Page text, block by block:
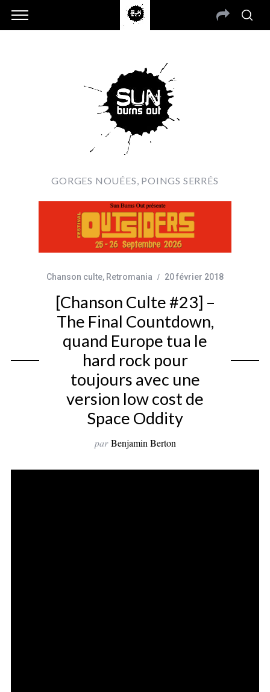
GORGES NOUÉES, POINGS SERRÉS
Chanson culte, Retromania 20 février 2018
[Chanson Culte #23] –
The Final Countdown,
quand Europe tua le
hard rock pour
toujours avec une
version low cost de
Space Oddity
par Benjamin Berton